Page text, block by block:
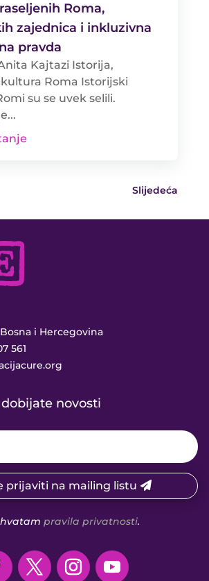
Roma,
zajednica i inkluzivna
pravda
Kajtazi Istorija,
Roma Istorijski
su se uvek selili.
Slijedeća
Bosna i Hercegovina
561
novosti
prijaviti na mailing listu
pravila privatnosti.